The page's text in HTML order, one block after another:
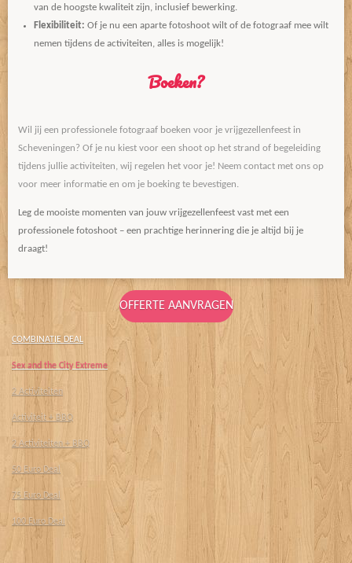
van de hoogste kwaliteit zijn, inclusief bewerking.
Flexibiliteit: Of je nu een aparte fotoshoot wilt of de fotograaf mee wilt
nemen tijdens de activiteiten, alles is mogelijk!
Boeken?
Wil jij een professionele fotograaf boeken voor je vrijgezellenfeest in
Scheveningen? Of je nu kiest voor een shoot op het strand of begeleiding
tijdens jullie activiteiten, wij regelen het voor je! Neem contact met ons op
voor meer informatie en om je boeking te bevestigen.
Leg de mooiste momenten van jouw vrijgezellenfeest vast met een
professionele fotoshoot – een prachtige herinnering die je altijd bij je
draagt!
OFFERTE AANVRAGEN
COMBINATIE DEAL
Sex and the City Extreme
2 Activiteiten
Activiteit + BBQ
2 Activiteiten + BBQ
50 Euro Deal
75 Euro Deal
100 Euro Deal